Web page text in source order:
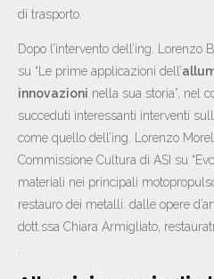
di trasporto.
Dopo l’intervento dell’ing. Lorenzo
su “Le prime applicazioni dell’
innovazioni nella sua storia”, nel
succeduti interessanti interventi
come quello dell’ing. Lorenzo
Commissione Cultura di ASI su
materiali nei principali
restauro dei metalli: dalle opere
dott.ssa Chiara Armigliato,